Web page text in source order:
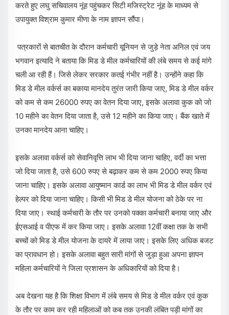
करते हुए लघु सचिवालय नूंह पहुंचकर सिटी मजिस्ट्रेट नूंह के माध्यम से
उपायुक्त विश्राम कुमार मीणा के नाम ज्ञापन सौंपा।
पत्रकारों से बातचीत के दौरान कर्मचारी यूनियन से जुड़े नेता अनिल एवं जय
भगवान इत्यादि ने बताया कि मिड डे मील कर्मचारियों की लंबे समय से कई मांगे
चली आ रही हैं। जिसे लेकर सरकार कतई गंभीर नहीं है। उन्होंने कहा कि
मिड डे मील वर्कर्स का बकाया मानदेय तुरंत जारी किया जाए, मिड डे मील वर्कर
को कम से कम 26000 रुपए का वेतन दिया जाए, इसके अलावा कुक को जो
10 महीने का वेतन दिया जाता है, उसे 12 महीने का किया जाए। बैंक खाते में
उनका मानदेय आना चाहिए।
इसके अलावा वर्कर्स को सेवानिवृत्ति लाभ भी दिया जाना चाहिए, वर्दी का भत्ता
जो दिया जाता है, उसे 600 रुपए से बढ़ाकर कम से कम 2000 रुपए किया
जाना चाहिए। इसके अलावा आयुष्मान कार्ड का लाभ भी मिड डे मील वर्कर एवं
हेल्पर को दिया जाना चाहिए। किसी भी मिड डे मील योजना को ठेके पर ना
दिया जाए। स्थाई कर्मचारी के तौर पर उनको पक्का कर्मचारी बनाया जाए और
ईएसआई व पीएफ में कर किया जाए। इसके अलावा 12वीं कक्षा तक के सभी
बच्चों को मिड डे मील योजना के दायरे में लाया जाए। इसके लिए अधिक बजट
का प्रावधान हो। इसके अलावा बहुत सारी मांगों से जुड़ा हुआ अपना ज्ञापन
महिला कर्मचारियों ने जिला प्रशासन के अधिकारियों को दिया है।
अब देखना यह है कि शिक्षा विभाग में लंबे समय से मिड डे मील वर्कर एवं कुक
के तौर पर काम कर रही महिलाओं को कब तक उनकी लंबित पड़ी मांगों का